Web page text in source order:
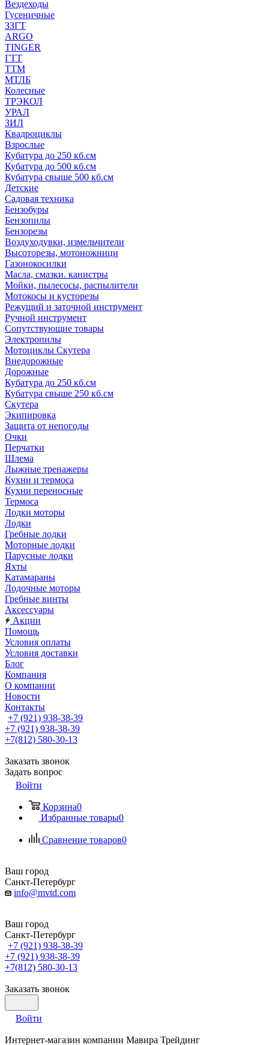
Вездеходы
Гусеничные
ЗЗГТ
ARGO
TINGER
ГТТ
ТТМ
МТЛБ
Колесные
ТРЭКОЛ
УРАЛ
ЗИЛ
Квадроциклы
Взрослые
Кубатура до 250 кб.см
Кубатура до 500 кб.см
Кубатура свыше 500 кб.см
Детские
Садовая техника
Бензобуры
Бензопилы
Бензорезы
Воздуходувки, измельчители
Высоторезы, мотоножници
Газонокосилки
Масла, смазки. канистры
Мойки, пылесосы, распылители
Мотокосы и кусторезы
Режущий и заточной инструмент
Ручной инструмент
Сопутствующие товары
Электропилы
Мотоциклы Скутера
Внедорожные
Дорожные
Кубатура до 250 кб.см
Кубатура свыше 250 кб.см
Скутера
Экипировка
Защита от непогоды
Очки
Перчатки
Шлема
Лыжные тренажеры
Кухни и термоса
Кухни переносные
Термоса
Лодки моторы
Лодки
Гребные лодки
Моторные лодки
Парусные лодки
Яхты
Катамараны
Лодочные моторы
Гребные винты
Аксессуары
Акции
Помощь
Условия оплаты
Условия доставки
Блог
Компания
О компании
Новости
Контакты
+7 (921) 938-38-39
+7 (921) 938-38-39
+7(812) 580-30-13
Заказать звонок
Задать вопрос
Войти
Корзина0
Избранные товары0
Сравнение товаров0
Ваш город
Санкт-Петербург
info@mvtd.com
Ваш город
Санкт-Петербург
+7 (921) 938-38-39
+7 (921) 938-38-39
+7(812) 580-30-13
Заказать звонок
Войти
Интернет-магазин компании Мавира Трейдинг